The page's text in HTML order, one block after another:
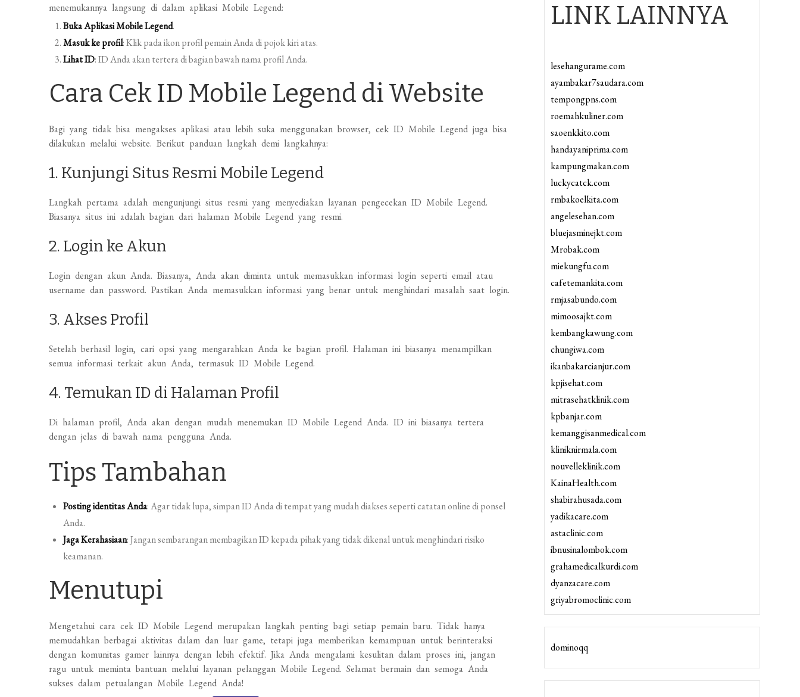
menemukannya langsung di dalam aplikasi Mobile Legend:
Buka Aplikasi Mobile Legend.
Masuk ke profil: Klik pada ikon profil pemain Anda di pojok kiri atas.
Lihat ID: ID Anda akan tertera di bagian bawah nama profil Anda.
Cara Cek ID Mobile Legend di Website
Bagi yang tidak bisa mengakses aplikasi atau lebih suka menggunakan browser, cek ID Mobile Legend juga bisa
dilakukan melalui website. Berikut panduan langkah demi langkahnya:
1. Kunjungi Situs Resmi Mobile Legend
Langkah pertama adalah mengunjungi situs resmi yang menyediakan layanan pengecekan ID Mobile Legend.
Biasanya situs ini adalah bagian dari halaman Mobile Legend yang resmi.
2. Login ke Akun
Login dengan akun Anda. Biasanya, Anda akan diminta untuk memasukkan informasi login seperti email atau
username dan password. Pastikan Anda memasukkan informasi yang benar untuk menghindari masalah saat login.
3. Akses Profil
Setelah berhasil login, cari opsi yang mengarahkan Anda ke bagian profil. Halaman ini biasanya menampilkan
semua informasi terkait akun Anda, termasuk ID Mobile Legend.
4. Temukan ID di Halaman Profil
Di halaman profil, Anda akan dengan mudah menemukan ID Mobile Legend Anda. ID ini biasanya tertera
dengan jelas di bawah nama pengguna Anda.
Tips Tambahan
Posting identitas Anda: Agar tidak lupa, simpan ID Anda di tempat yang mudah diakses seperti catatan online di ponsel
Anda.
Jaga Kerahasiaan: Jangan sembarangan membagikan ID kepada pihak yang tidak dikenal untuk menghindari risiko
keamanan.
Menutupi
Mengetahui cara cek ID Mobile Legend merupakan langkah penting bagi setiap pemain baru. Tidak hanya
memudahkan berbagai aktivitas dalam dan luar game, tetapi juga memberikan kemampuan untuk berinteraksi
dengan komunitas gamer lainnya dengan lebih efektif. Jika Anda mengalami kesulitan dalam proses ini, jangan
ragu untuk meminta bantuan melalui layanan pelanggan Mobile Legend. Selamat bermain dan semoga Anda
sukses dalam petualangan Mobile Legend Anda!
LINK LAINNYA
lesehangurame.com
ayambakar7saudara.com
tempongpns.com
roemahkuliner.com
saoenkkito.com
handayaniprima.com
kampungmakan.com
luckycatck.com
rmbakoelkita.com
angelesehan.com
bluejasminejkt.com
Mrobak.com
miekungfu.com
cafetemankita.com
rmjasabundo.com
mimoosajkt.com
kembangkawung.com
chungiwa.com
ikanbakarcianjur.com
kpjisehat.com
mitrasehatklinik.com
kpbanjar.com
kemanggisanmedical.com
kliniknirmala.com
nouvelleklinik.com
KainaHealth.com
shabirahusada.com
yadikacare.com
astaclinic.com
ibnusinalombok.com
grahamedicalkurdi.com
dyanzacare.com
griyabromoclinic.com
dominoqq